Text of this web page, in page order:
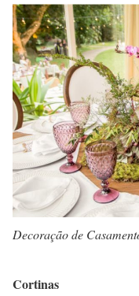
Decoração de
Cortinas